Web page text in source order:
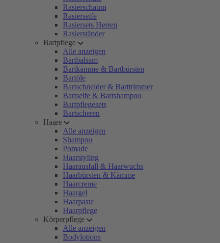
Rasierschaum
Rasierseife
Rasiersets Herren
Rasierständer
Bartpflege
Alle anzeigen
Bartbalsam
Bartkämme & Bartbürsten
Bartöle
Bartschneider & Barttrimmer
Bartseife & Bartshampoo
Bartpflegesets
Bartscheren
Haare
Alle anzeigen
Shampoo
Pomade
Haarstyling
Haarausfall & Haarwuchs
Haarbürsten & Kämme
Haarcreme
Haargel
Haarpaste
Haarpflege
Körperpflege
Alle anzeigen
Bodylotions